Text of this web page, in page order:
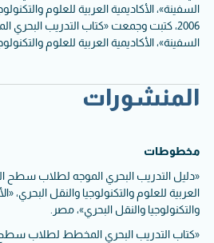
السفينة»، الأكاديمية العربية للعلوم
2006، كتبت وجمعت «كتاب التدريب
السفينة»، الأكاديمية العربية للعلوم
المنشورات
مخطوطات
العربية للعلوم والتكنولوجيا والنقل البحري،
والتكنولوجيا والنقل البحري»، مصر.